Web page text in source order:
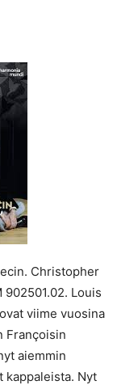
Christopher
Louis
viime vuosina
Françoisin
aiemmin
kappaleista. Nyt